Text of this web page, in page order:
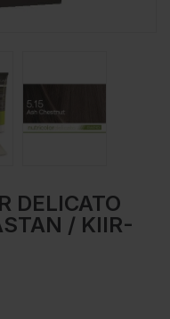
DELICATO
/ KIIR-